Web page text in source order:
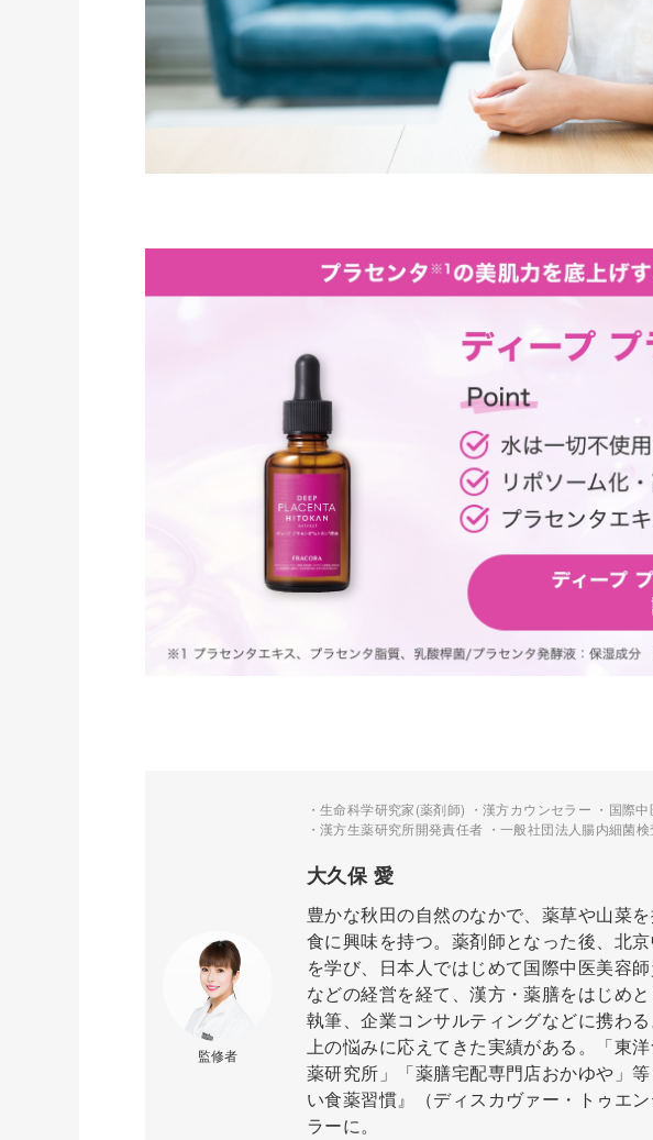
監修者
・生命科学研究家(薬剤師) ・漢方カウンセラー ・国際
・漢方生薬研究所開発責任者 ・一般社団法人腸内細菌
大久保 愛
豊かな秋田の自然のなかで、薬草や山菜
食に興味を持つ。薬剤師となった後、北
を学び、日本人ではじめて国際中医美容
などの経営を経て、漢方・薬膳をはじめ
執筆、企業コンサルティングなどに携わ
上の悩みに応えてきた実績がある。「東
薬研究所」「薬膳宅配専門店おかゆや」
い食薬習慣』（ディスカヴァー・トゥエ
ラーに。